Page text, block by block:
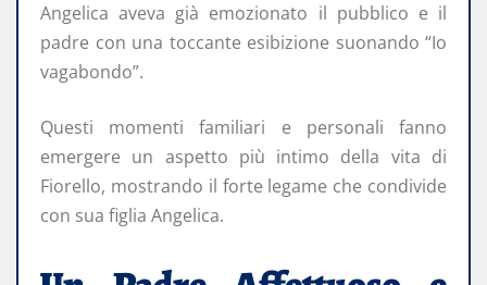
Angelica aveva già emozionato il pubblico e il
padre con una toccante esibizione suonando “Io
vagabondo”.
Questi momenti familiari e personali fanno
emergere un aspetto più intimo della vita di
Fiorello, mostrando il forte legame che condivide
con sua figlia Angelica.